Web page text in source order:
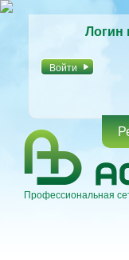
Логин
Профессиональная